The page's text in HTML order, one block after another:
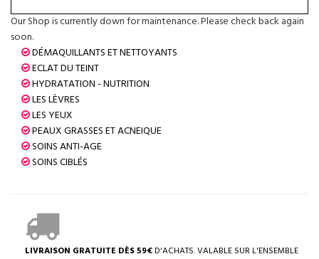
Our Shop is currently down for maintenance. Please check back again
soon.
DÉMAQUILLANTS ET NETTOYANTS
ECLAT DU TEINT
HYDRATATION - NUTRITION
LES LÈVRES
LES YEUX
PEAUX GRASSES ET ACNEIQUE
SOINS ANTI-AGE
SOINS CIBLÉS
LIVRAISON GRATUITE DÈS 59€ D'ACHATS. VALABLE SUR L'ENSEMBLE